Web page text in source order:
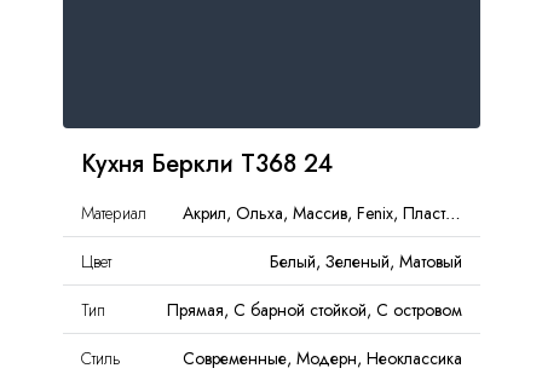
Кухня Беркли Т368 24
Материал
Акрил, Ольха, Массив, Fenix, Пластик, Дерево
Цвет
Белый, Зеленый, Матовый
Тип
Прямая, С барной стойкой, С островом
Стиль
Современные, Модерн, Неоклассика